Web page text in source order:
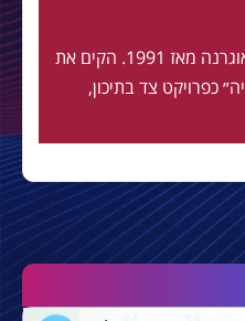
חי ונושם בלאוגרנה מאז 1991. הקים את
כפרויקט צד בתיכון,